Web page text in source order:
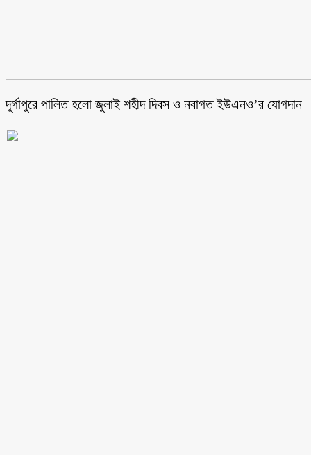
‎দূর্গাপুরে পালিত হলো জুলাই শহীদ দিবস ও নবাগত ইউএনও’র যোগদান ‎